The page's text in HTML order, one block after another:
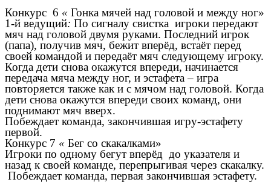
Конкурс 6 « Гонка мячей над головой и между ног»
1-й ведущий: По сигналу свистка игроки передают
мяч над головой двумя руками. Последний игрок
(папа), получив мяч, бежит вперёд, встаёт перед
своей командой и передаёт мяч следующему игроку.
Когда дети снова окажутся впереди, начинается
передача мяча между ног, и эстафета – игра
повторяется также как и с мячом над головой. Когда
дети снова окажутся впереди своих команд, они
поднимают мяч вверх.
Побеждает команда, закончившая игру-эстафету
первой.
Конкурс 7 « Бег со скакалками»
Игроки по одному бегут вперёд до указателя и
назад к своей команде, перепрыгивая через скакалку.
Побеждает команда, первая закончившая эстафету.